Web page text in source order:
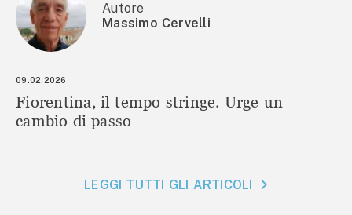
Autore
Massimo Cervelli
09.02.2026
Fiorentina, il tempo stringe. Urge un
cambio di passo
LEGGI TUTTI GLI ARTICOLI